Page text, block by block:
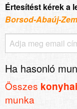
Értesítést kérek a
Borsod-Abaúj-
Ha hasonló
Összes
munka